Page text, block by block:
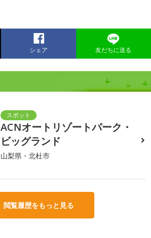
シェア 友だちに送る
ACNオートリゾートパーク・
ビッグランド
山梨県・北杜市
閲覧履歴をもっと見る